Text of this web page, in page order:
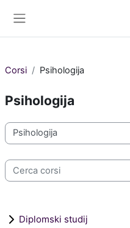
Corsi Psihologija
Psihologija
Categorie di corso
Cerca corsi
Diplomski studij